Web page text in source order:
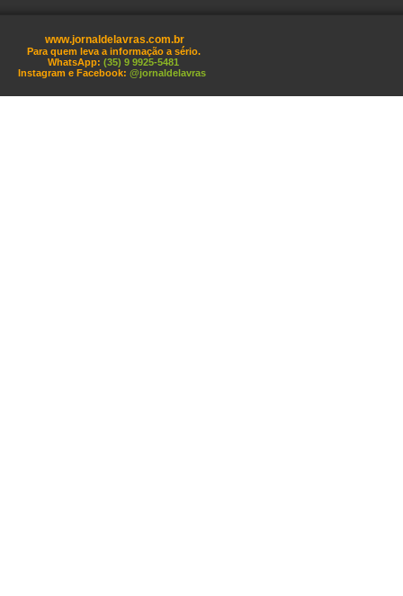
www.jornaldelavras.com.br
Para quem leva a informação a sério.
WhatsApp: (35) 9 9925-5481
Instagram e Facebook: @jornaldelavras